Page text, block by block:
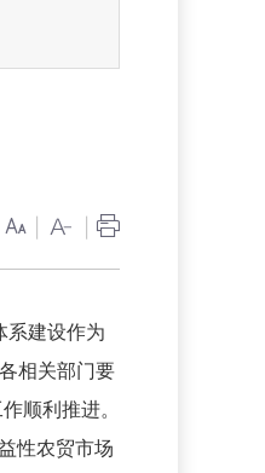
系建设作为
相关部门要
顺利推进。
性农贸市场